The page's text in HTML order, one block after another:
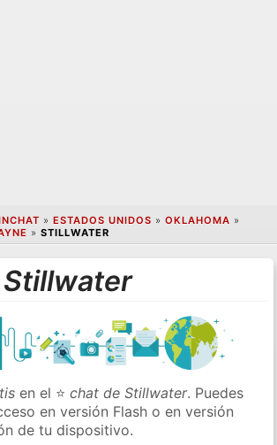
» ESTADOS UNIDOS » OKLAHOMA »
» STILLWATER
en el ⭐chat de Stillwater. Puedes
en versión Flash o en versión
de tu dispositivo.